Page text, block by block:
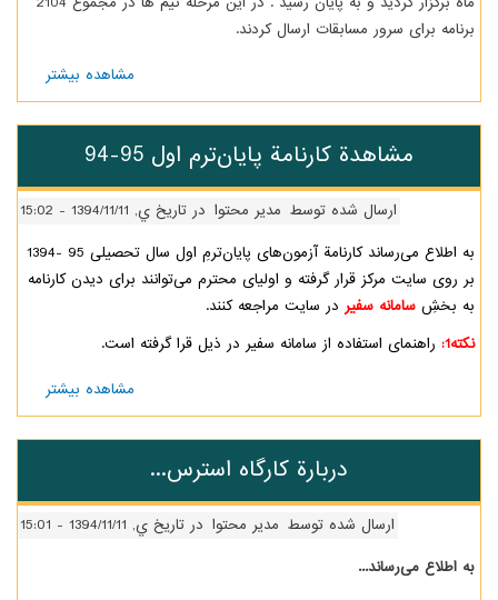
سرور مسابقات ارسال کردند.
مشاهده بیشتر
درباره
مسابقات
حلی نت
مشاهدة کارنامة پایان‌ترم اول 95-94
ارسال شده توسطمدیر محتوادر تاریخ ي, 1394/11/11 - 15:02
به اطلاع می‌رساند کارنامة آزمون‌های پایان‌ترمِ اول سال تحصیلی 95 -1394
مرکز قرار گرفته و اولیای محترم می‌توانند برای دیدن کارنامه
سامانه سفیر در سایت مراجعه کنند.
استفاده از سامانه سفیر در ذیل قرا گرفته است.
مشاهده بیشتر
درباره
پایان‌ترم
دربارة کارگاه استرس...
ارسال شده توسطمدیر محتوادر تاریخ ي, 1394/11/11 - 15:01
می‌رساند...